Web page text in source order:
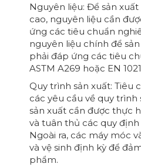
Nguyên liệu: Để sản
cao, nguyên liệu cần
ứng các tiêu chuẩn
nguyên liệu chính để
phải đáp ứng các tiêu
ASTM A269 hoặc EN
Quy trình sản xuất: Tiêu
các yêu cầu về quy trình
sản xuất cần được thực
và tuân thủ các quy
Ngoài ra, các máy móc
và vệ sinh định kỳ để
phẩm.